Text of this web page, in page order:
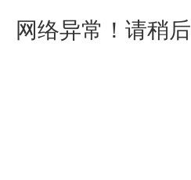
网络异常！请稍